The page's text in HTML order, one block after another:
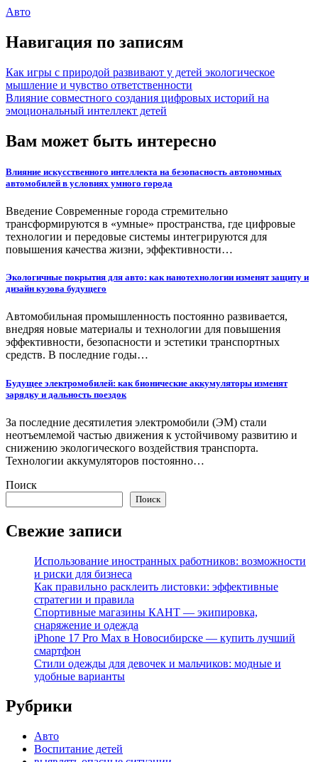
Авто
Навигация по записям
Как игры с природой развивают у детей экологическое
мышление и чувство ответственности
Влияние совместного создания цифровых историй на
эмоциональный интеллект детей
Вам может быть интересно
Влияние искусственного интеллекта на безопасность автономных
автомобилей в условиях умного города
Введение Современные города стремительно
трансформируются в «умные» пространства, где цифровые
технологии и передовые системы интегрируются для
повышения качества жизни, эффективности…
Экологичные покрытия для авто: как нанотехнологии изменят защиту и
дизайн кузова будущего
Автомобильная промышленность постоянно развивается,
внедряя новые материалы и технологии для повышения
эффективности, безопасности и эстетики транспортных
средств. В последние годы…
Будущее электромобилей: как бионические аккумуляторы изменят
зарядку и дальность поездок
За последние десятилетия электромобили (ЭМ) стали
неотъемлемой частью движения к устойчивому развитию и
снижению экологического воздействия транспорта.
Технологии аккумуляторов постоянно…
Поиск
Поиск
Свежие записи
Использование иностранных работников: возможности
и риски для бизнеса
Как правильно расклеить листовки: эффективные
стратегии и правила
Спортивные магазины КАНТ — экипировка,
снаряжение и одежда
iPhone 17 Pro Max в Новосибирске — купить лучший
смартфон
Стили одежды для девочек и мальчиков: модные и
удобные варианты
Рубрики
Авто
Воспитание детей